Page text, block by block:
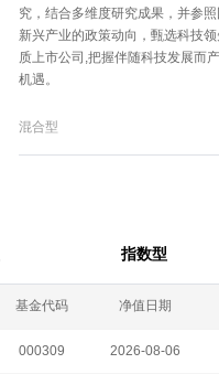
究，结合多维度研究成果，并参
新兴产业的政策动向，甄选科技
质上市公司,把握伴随科技发展而
机遇。
混合型
指数型
基金代码 净值日期
000309 2026-08-06